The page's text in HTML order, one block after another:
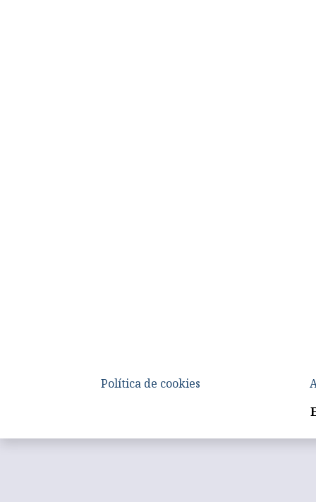
Política de cookies